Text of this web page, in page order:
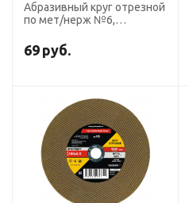
Абразивный круг отрезной
по мет/нерж №6,
Профоснастка Эксперт
тип 41
69 руб.